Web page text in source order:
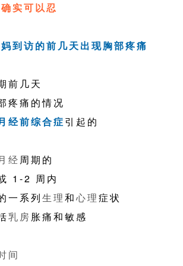
实可以忍
到访的前几天出现胸部疼痛
几天
痛的情况
经前综合症引起的
经周期的
1-2 周内
系列生理和心理症状
乳房胀痛和敏感
间